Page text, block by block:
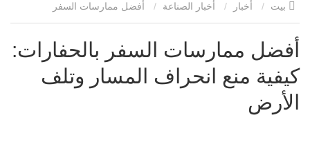
أخبار أخبار الصناعة أفضل ممارسات السفر
بالحفارات: كيفية منع انحراف المسار وتلف الأرض
أفضل ممارسات السفر بالحفارات:
كيفية منع انحراف المسار وتلف
الأرض